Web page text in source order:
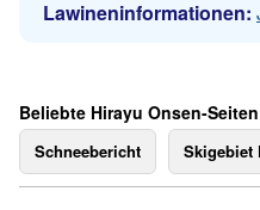
Lawineninformationen:
Beliebte Hirayu Onsen-Seiten
Schneebericht Skigebiet